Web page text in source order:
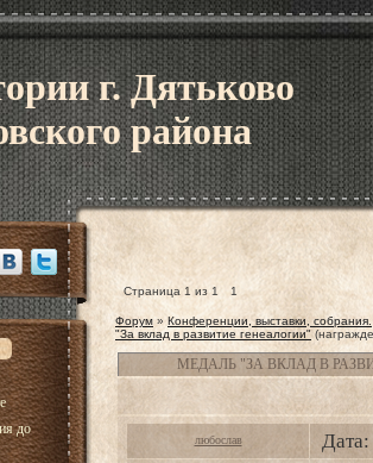
г. Дятьково
района
до
Страница 1 из 1 1
Форум » Конференции, выставки, собрания.
"За вклад в развитие генеалогии"
МЕДАЛЬ "ЗА ВКЛАД В
любослав